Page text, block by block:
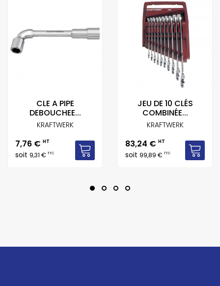
CLE A PIPE
DEBOUCHEE...
KRAFTWERK
Prix
7,76 € HT
soit 9,31 €TTC
JEU DE 10 CLÉS
COMBINÉE...
KRAFTWERK
Prix
83,24 € HT
soit 99,89 €TTC